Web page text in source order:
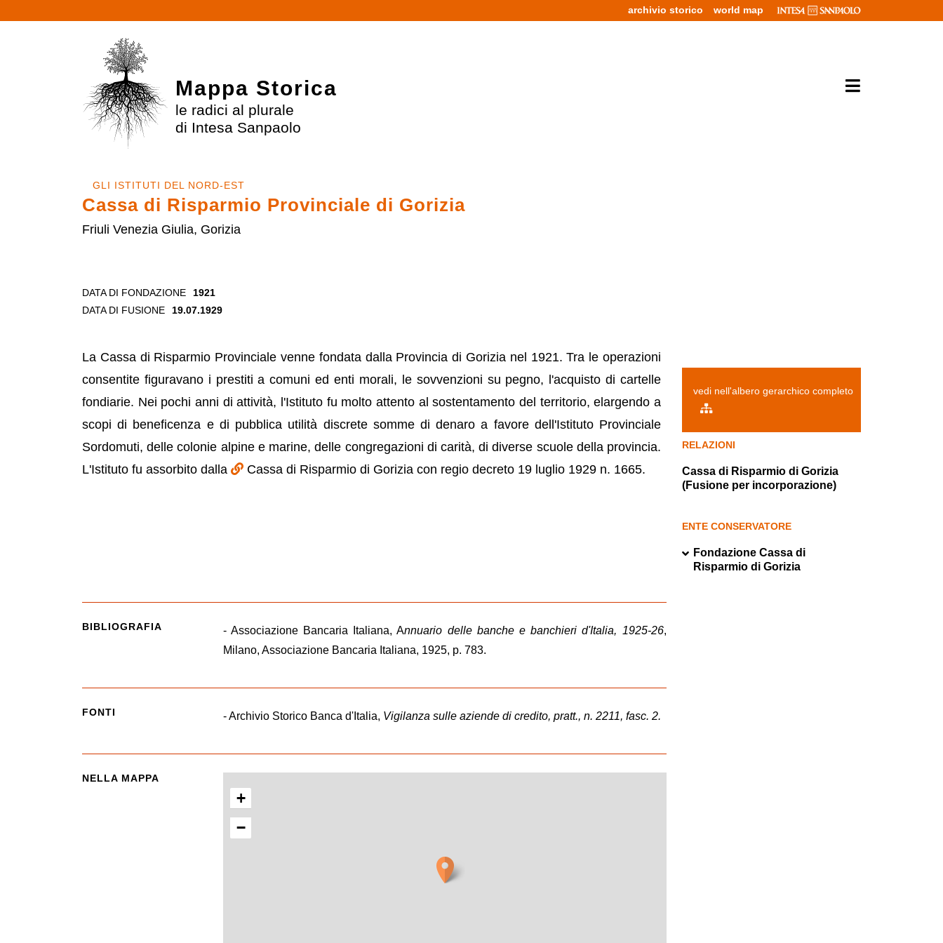
archivio storico world map
Mappa Storica
le radici al plurale
di Intesa Sanpaolo
GLI ISTITUTI DEL NORD-EST
Cassa di Risparmio Provinciale di Gorizia
Friuli Venezia Giulia, Gorizia
DATA DI FONDAZIONE
1921
DATA DI FUSIONE
19.07.1929
La Cassa di Risparmio Provinciale venne fondata dalla Provincia di Gorizia nel 1921. Tra le operazioni
consentite figuravano i prestiti a comuni ed enti morali, le sovvenzioni su pegno, l'acquisto di cartelle
fondiarie. Nei pochi anni di attività, l'Istituto fu molto attento al sostentamento del territorio, elargendo a
scopi di beneficenza e di pubblica utilità discrete somme di denaro a favore dell'Istituto Provinciale
Sordomuti, delle colonie alpine e marine, delle congregazioni di carità, di diverse scuole della provincia.
L'Istituto fu assorbito dalla
Cassa di Risparmio di Gorizia con regio decreto 19 luglio 1929 n. 1665.
vedi nell'albero gerarchico completo
RELAZIONI
Cassa di Risparmio di Gorizia
(Fusione per incorporazione)
ENTE CONSERVATORE
Fondazione Cassa di
Risparmio di Gorizia
BIBLIOGRAFIA - Associazione Bancaria Italiana, Annuario delle banche e banchieri d'Italia, 1925-26,
Milano, Associazione Bancaria Italiana, 1925, p. 783.
FONTI - Archivio Storico Banca d'Italia, Vigilanza sulle aziende di credito, pratt., n. 2211, fasc. 2.
NELLA MAPPA
+
−